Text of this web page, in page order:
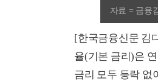
자료 = 금융
[한국금융신문 김
율(기본 금리)은
금리 모두 등락 없